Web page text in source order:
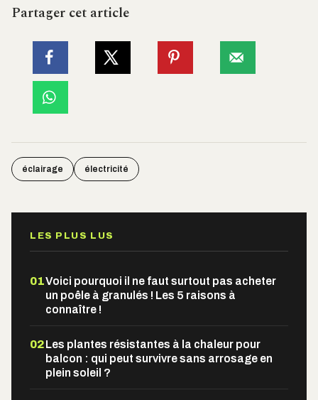
Partager cet article
éclairage électricité
LES PLUS LUS
01Voici pourquoi il ne faut surtout pas acheter
un poêle à granulés ! Les 5 raisons à
connaître !
02Les plantes résistantes à la chaleur pour
balcon : qui peut survivre sans arrosage en
plein soleil ?